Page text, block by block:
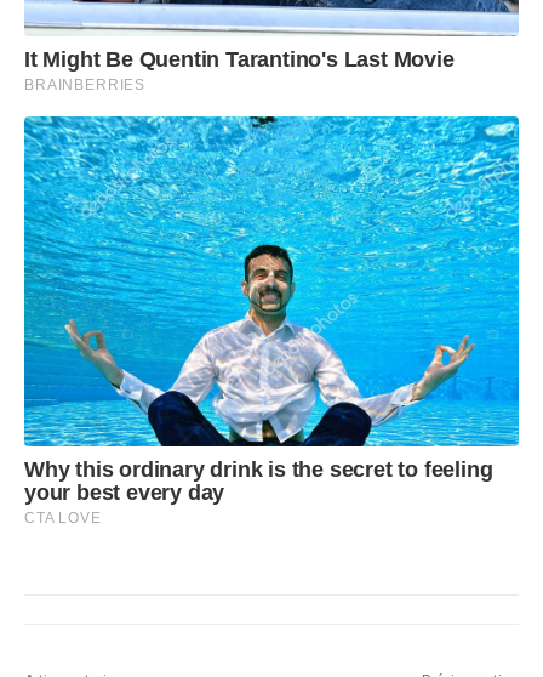
It Might Be Quentin Tarantino's Last Movie
BRAINBERRIES
Why this ordinary drink is the secret to feeling
your best every day
CTA LOVE